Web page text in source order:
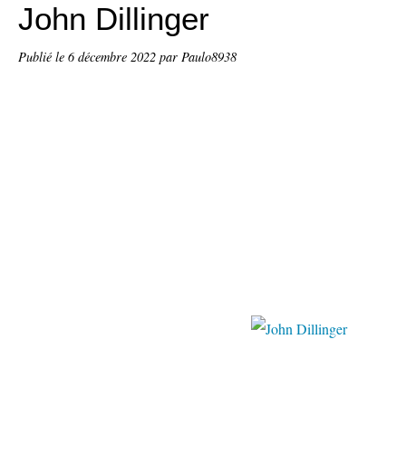
John Dillinger
Publié le 6 décembre 2022 par Paulo8938